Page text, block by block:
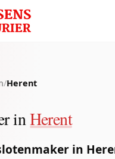
/Herent
inHerent
in